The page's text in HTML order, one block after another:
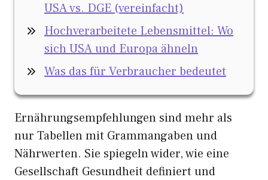
USA vs. DGE (vereinfacht)
Hochverarbeitete Lebensmittel: Wo
sich USA und Europa ähneln
Was das für Verbraucher bedeutet
Ernährungsempfehlungen sind mehr als
nur Tabellen mit Grammangaben und
Nährwerten. Sie spiegeln wider, wie eine
Gesellschaft Gesundheit definiert und